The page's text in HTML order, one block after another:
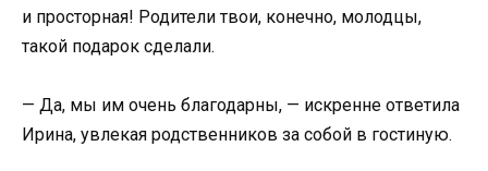
и просторная! Родители твои, конечно, молодцы,
такой подарок сделали.
— Да, мы им очень благодарны, — искренне ответила
Ирина, увлекая родственников за собой в гостиную.